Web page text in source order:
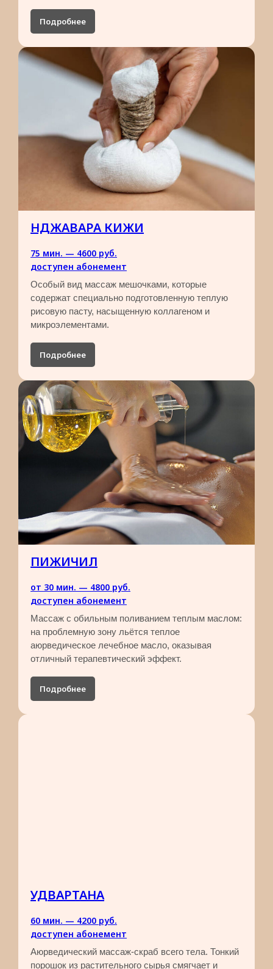
Подробнее
НДЖАВАРА КИЖИ
75 мин. — 4600 руб.
доступен абонемент
Особый вид массаж мешочками, которые
содержат специально подготовленную теплую
рисовую пасту, насыщенную коллагеном и
микроэлементами.
Подробнее
ПИЖИЧИЛ
от 30 мин. — 4800 руб.
доступен абонемент
Массаж с обильным поливанием теплым маслом:
на проблемную зону льётся теплое
аюрведическое лечебное масло, оказывая
отличный терапевтический эффект.
Подробнее
УДВАРТАНА
60 мин. — 4200 руб.​
доступен абонемент
Аюрведический массаж-скраб всего тела. Тонкий
порошок из растительного сырья смягчает и
Лучшее качество терапии
У нас работают опытные специалисты,
которые постоянно повышают свою
квалификацию и имеют стаж работы
Чистота и комфорт
Для нас важно, чтобы клиенты
чувствовали себя комфортно. Вот
почему мы всегда следим за чистотой
и атмосферой нашего салона
Индивидуальный подход
Наш Центр работает по принципу
индивидуального подхода к каждому
клиенту. Мы уважаем Ваши
предпочтения и готовы услышать
пожелания
НАШИ ОСОБЕННОСТИ
РАБОТАЕМ ЕЖЕДНЕВНО, ЧТОБЫ СДЕЛАТЬ
ВАШУ ЖИЗНЬ ЗДОРОВОЙ И СЧАСТЛИВОЙ
+7 965 284-87-59
г. Подольск, ул. Молодёжная, д. 6
Часы работы:
С понедельника по воскресенье, с 09:00 до 20:00
ПОЗВОНИТЕ НАМ, ЧТОБЫ
ЗАПИСАТЬСЯ НА МАССАЖ